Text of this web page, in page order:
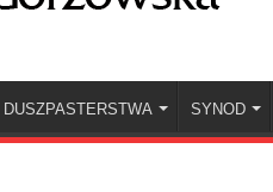
DUSZPASTERSTWA SYNOD